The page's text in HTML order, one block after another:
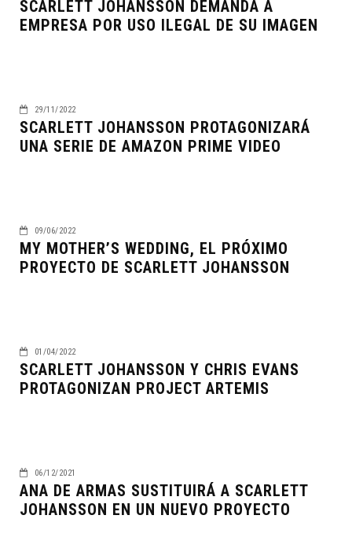
SCARLETT JOHANSSON DEMANDA A
EMPRESA POR USO ILEGAL DE SU IMAGEN
29/11/2022
SCARLETT JOHANSSON PROTAGONIZARÁ
UNA SERIE DE AMAZON PRIME VIDEO
09/06/2022
MY MOTHER’S WEDDING, EL PRÓXIMO
PROYECTO DE SCARLETT JOHANSSON
01/04/2022
SCARLETT JOHANSSON Y CHRIS EVANS
PROTAGONIZAN PROJECT ARTEMIS
06/12/2021
ANA DE ARMAS SUSTITUIRÁ A SCARLETT
JOHANSSON EN UN NUEVO PROYECTO